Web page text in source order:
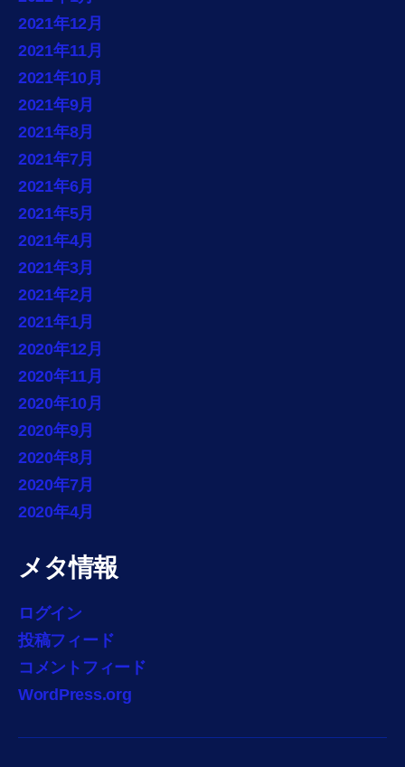
2021年12月
2021年11月
2021年10月
2021年9月
2021年8月
2021年7月
2021年6月
2021年5月
2021年4月
2021年3月
2021年2月
2021年1月
2020年12月
2020年11月
2020年10月
2020年9月
2020年8月
2020年7月
2020年4月
メタ情報
ログイン
投稿フィード
コメントフィード
WordPress.org